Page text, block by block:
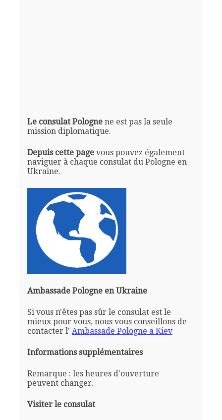
Le consulat Polognene est pas la seule
mission diplomatique.
Depuis cette pagevous pouvez également
naviguer à chaque consulat du Pologne en
Ukraine.
Ambassade Pologne en Ukraine
Si vous n'êtes pas sûr le consulat est le
mieux pour vous, nous vous conseillons de
contacter l' Ambassade Pologne a Kiev
Informations supplémentaires
Remarque : les heures d'ouverture
peuvent changer.
Visiter le consulat